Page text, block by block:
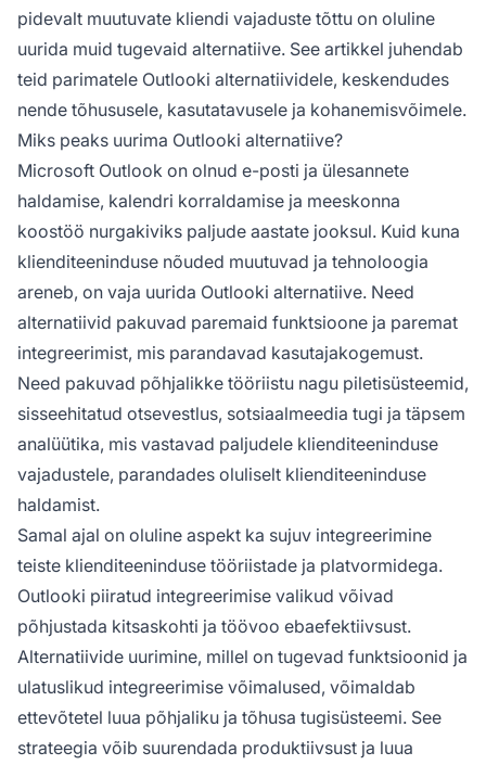
pidevalt muutuvate kliendi vajaduste tõttu on oluline
uurida muid tugevaid alternatiive. See artikkel juhendab
teid parimatele Outlooki alternatiividele, keskendudes
nende tõhususele, kasutatavusele ja kohanemisvõimele.
Miks peaks uurima Outlooki alternatiive?
Microsoft Outlook on olnud e-posti ja ülesannete
haldamise, kalendri korraldamise ja meeskonna
koostöö nurgakiviks paljude aastate jooksul. Kuid kuna
klienditeeninduse nõuded muutuvad ja tehnoloogia
areneb, on vaja uurida Outlooki alternatiive. Need
alternatiivid pakuvad paremaid funktsioone ja paremat
integreerimist, mis parandavad kasutajakogemust.
Need pakuvad põhjalikke tööriistu nagu piletisüsteemid,
sisseehitatud otsevestlus, sotsiaalmeedia tugi ja täpsem
analüütika, mis vastavad paljudele klienditeeninduse
vajadustele, parandades oluliselt klienditeeninduse
haldamist.
Samal ajal on oluline aspekt ka sujuv integreerimine
teiste klienditeeninduse tööriistade ja platvormidega.
Outlooki piiratud integreerimise valikud võivad
põhjustada kitsaskohti ja töövoo ebaefektiivsust.
Alternatiivide uurimine, millel on tugevad funktsioonid ja
ulatuslikud integreerimise võimalused, võimaldab
ettevõtetel luua põhjaliku ja tõhusa tugisüsteemi. See
strateegia võib suurendada produktiivsust ja luua